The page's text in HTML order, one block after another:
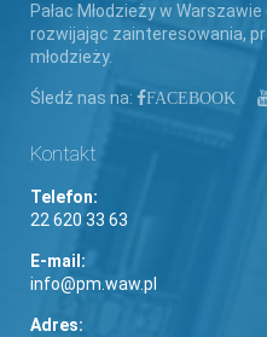
Pałac Młodzieży w
rozwijając zainteresowania,
młodzieży.
Śledź nas na: FACEBOOK
Kontakt
Telefon:
22 620 33 63
E-mail:
info@pm.waw.pl
Adres: